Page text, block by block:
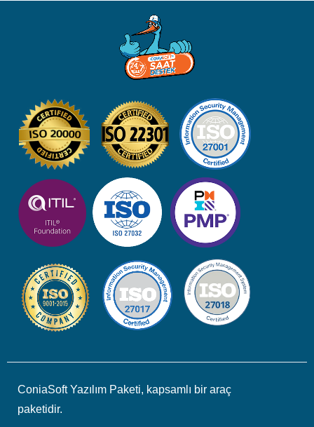
ConiaSoft Yazılım Paketi, kapsamlı bir araç
paketidir.